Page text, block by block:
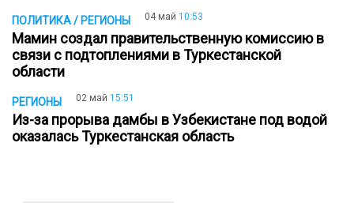
ПОЛИТИКА / РЕГИОНЫ 04 май 10:53
Мамин создал правительственную комиссию в
связи с подтоплениями в Туркестанской
области
РЕГИОНЫ 02 май 15:51
Из-за прорыва дамбы в Узбекистане под водой
оказалась Туркестанская область